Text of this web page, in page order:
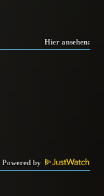
Hier ansehen:
Powered by